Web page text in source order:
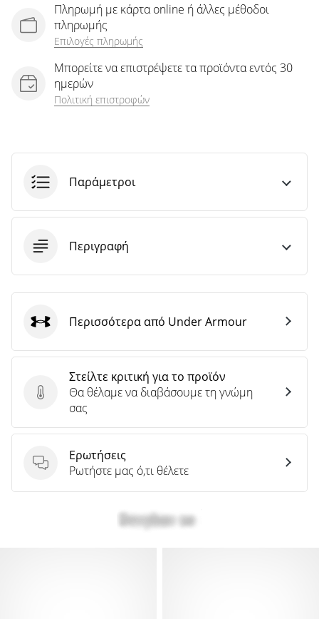
Πληρωμή με κάρτα online ή άλλες μέθοδοι
πληρωμής
Επιλογές πληρωμής
Μπορείτε να επιστρέψετε τα προϊόντα εντός 30
ημερών
Πολιτική επιστροφών
Παράμετροι
Περιγραφή
Στείλτε κριτική για το προϊόν
Στείλτε κριτική για το προϊόν
Θα θέλαμε να διαβάσουμε τη γνώμη
σας
Ερωτήσεις
Ερωτήσεις
Ρωτήστε μας ό,τι θέλετε
Under Armour
Περισσότερα από Under Armour